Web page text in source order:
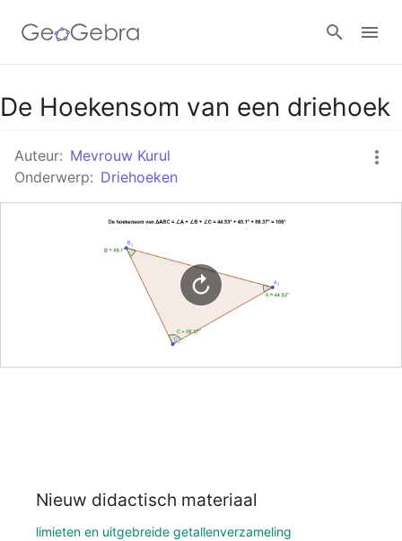
Google Classroom
GeoGebra Klaslokaal
De Hoekensom van een driehoek
Auteur: Mevrouw Kurul
Onderwerp: Driehoeken
Nieuw didactisch materiaal
limieten en uitgebreide getallenverzameling